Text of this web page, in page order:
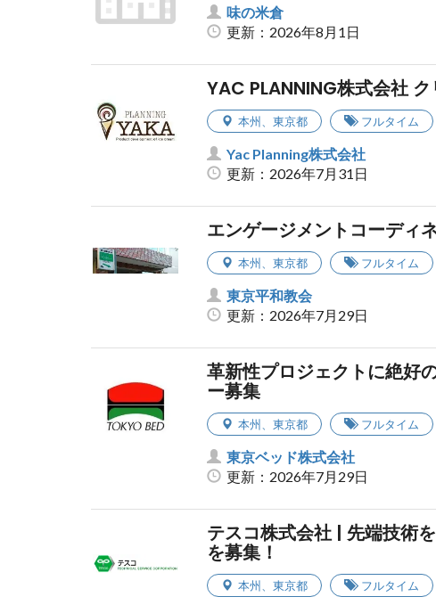
味の米倉
更新：2026年8月1日
YAC PLANNING株式会社
本州、 東京都 フルタイム
Yac Planning株式会社
更新：2026年7月31日
エンゲージメントコーディ
本州、 東京都 フルタイム
東京平和教会
更新：2026年7月29日
革新性プロジェクトに絶好
ー募集
本州、 東京都 フルタイム
東京ベッド株式会社
更新：2026年7月29日
テスコ株式会社 | 先端技術
を募集！
本州、 東京都 フルタイム